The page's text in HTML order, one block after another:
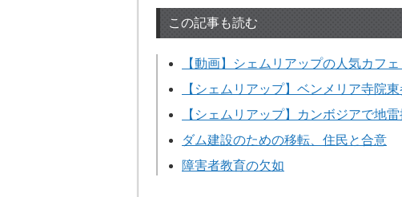
この記事も読む
【動画】シェムリアップの人気カフ
【シェムリアップ】ベンメリア寺院
【シェムリアップ】カンボジアで地
ダム建設のための移転、住民と合意
障害者教育の欠如